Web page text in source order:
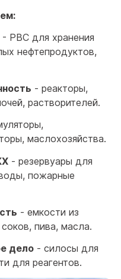
- РВС для хранения
нефтепродуктов,
- реакторы,
растворителей.
маслохозяйства.
- резервуары для
пожарные
- емкости из
пива, масла.
дело - силосы для
для реагентов.